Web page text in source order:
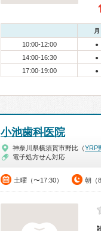
月
10:00-12:00 ●
14:00-16:30
●
17:00-19:00 ●
小池歯科医院
神奈川県横須賀市野比（YRP
電子処方せん対応
土曜（〜17:30） 朝（